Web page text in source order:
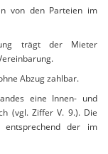
von den Parteien im
trägt der Mieter
Abzug zahlbar.
eine Innen- und
(vgl. Ziffer V. 9.). Die
der im